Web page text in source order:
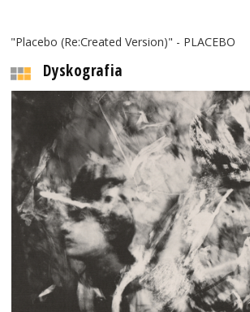
"Placebo (Re:Created Version)" - PLACEBO
Dyskografia